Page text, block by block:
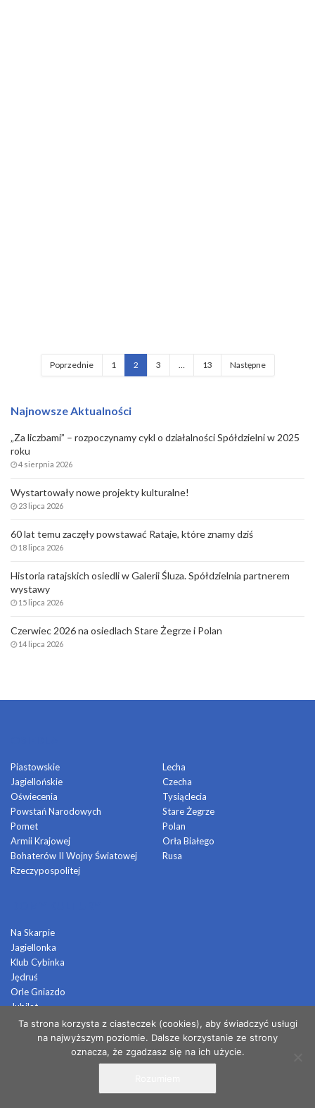
Poprzednie 1 2 3 13 Następne
Najnowsze Aktualności
„Za liczbami” – rozpoczynamy cykl o działalności Spółdzielni w 2025
roku
4 sierpnia 2026
Wystartowały nowe projekty kulturalne!
23 lipca 2026
60 lat temu zaczęły powstawać Rataje, które znamy dziś
18 lipca 2026
Historia ratajskich osiedli w Galerii Śluza. Spółdzielnia partnerem
wystawy
15 lipca 2026
Czerwiec 2026 na osiedlach Stare Żegrze i Polan
14 lipca 2026
Piastowskie
Jagiellońskie
Oświecenia
Powstań Narodowych
Pomet
Armii Krajowej
Bohaterów II Wojny Światowej
Rzeczypospolitej
Lecha
Czecha
Tysiąclecia
Stare Żegrze
Polan
Orła Białego
Rusa
Na Skarpie
Jagiellonka
Klub Cybinka
Jędruś
Orle Gniazdo
Jubilat
Polan Sto
Na Pięterku
Placówki Kulturalne „Na Rusa”
Ta strona korzysta z ciasteczek (cookies), aby świadczyć usługi
na najwyższym poziomie. Dalsze korzystanie ze strony
oznacza, że zgadzasz się na ich użycie.